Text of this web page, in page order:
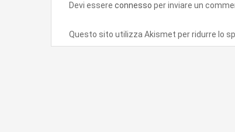
Devi essere connesso per inviare un
Questo sito utilizza Akismet per ridurre lo